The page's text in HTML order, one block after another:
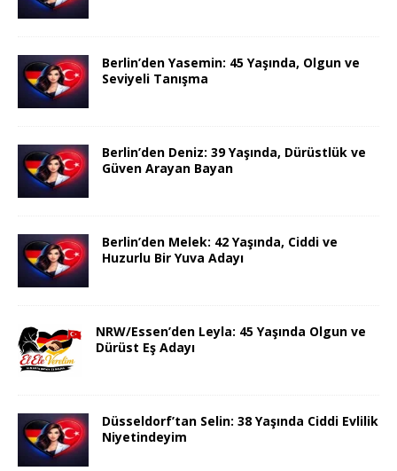
Berlin’den Yasemin: 45 Yaşında, Olgun ve
Seviyeli Tanışma
Berlin’den Deniz: 39 Yaşında, Dürüstlük ve
Güven Arayan Bayan
Berlin’den Melek: 42 Yaşında, Ciddi ve
Huzurlu Bir Yuva Adayı
NRW/Essen’den Leyla: 45 Yaşında Olgun ve
Dürüst Eş Adayı
Düsseldorf’tan Selin: 38 Yaşında Ciddi Evlilik
Niyetindeyim